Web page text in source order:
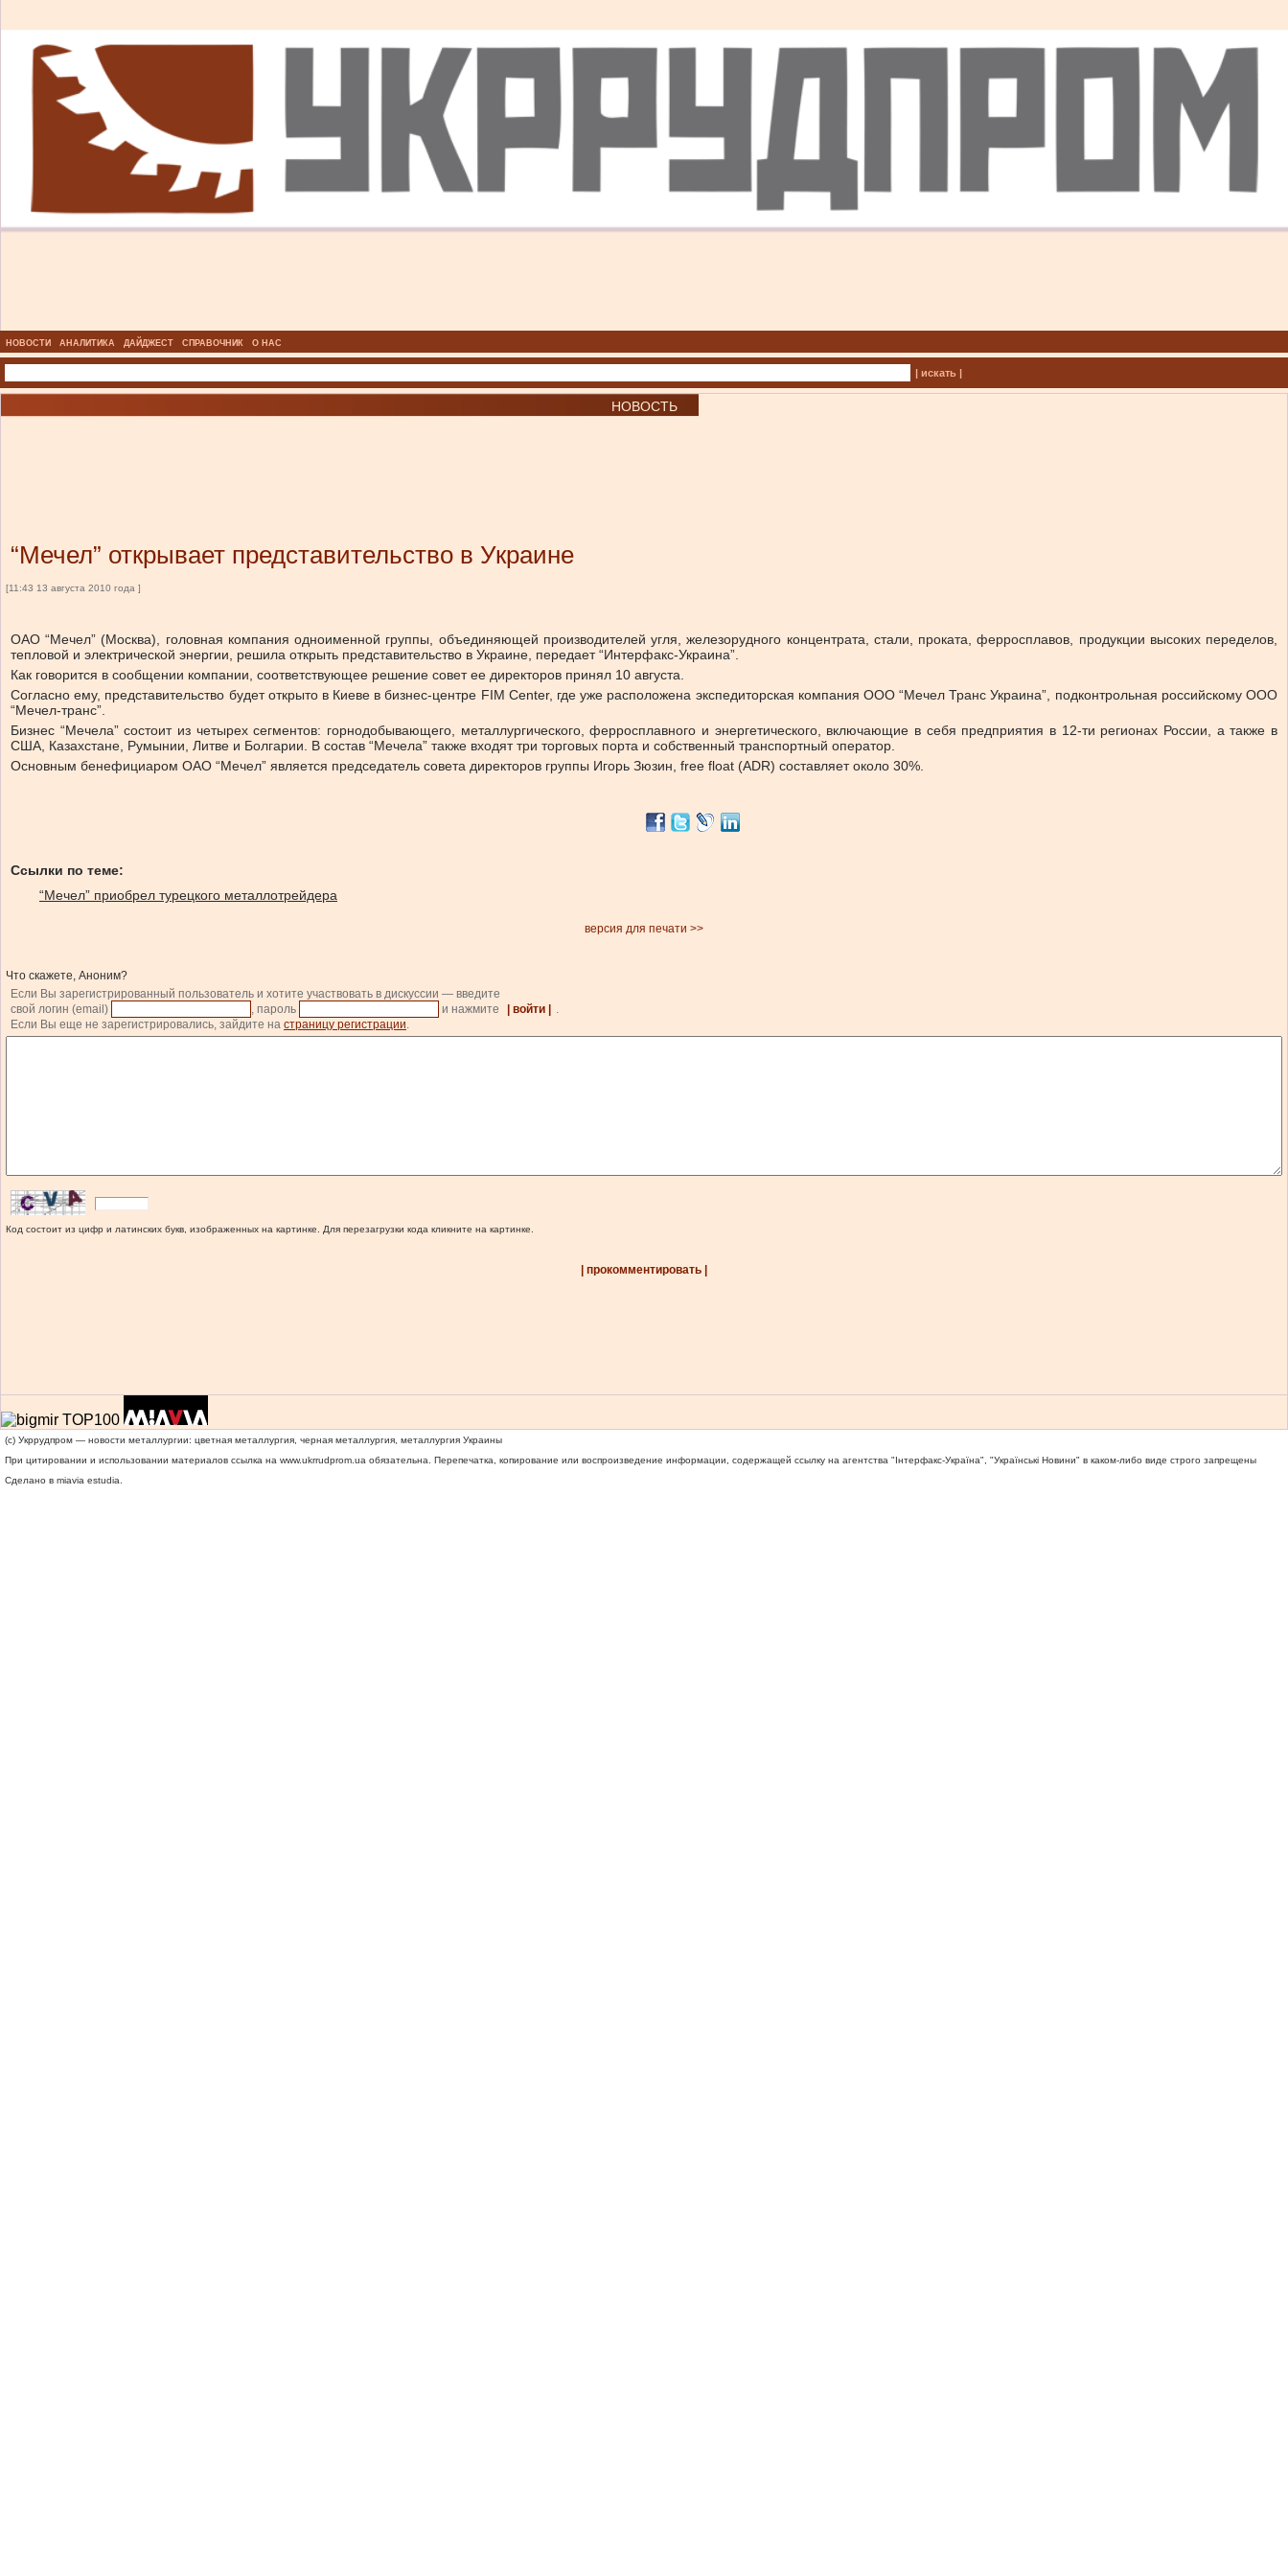
НОВОСТИ АНАЛИТИКА ДАЙДЖЕСТ СПРАВОЧНИК О НАС
| искать |
НОВОСТЬ
“Мечел” открывает представительство в Украине
[11:43 13 августа 2010 года ]
ОАО “Мечел” (Москва), головная компания одноименной группы, объединяющей производителей угля, железорудного концентрата, стали, проката, ферросплавов, продукции высоких переделов,
тепловой и электрической энергии, решила открыть представительство в Украине, передает “Интерфакс-Украина”.
Как говорится в сообщении компании, соответствующее решение совет ее директоров принял 10 августа.
Согласно ему, представительство будет открыто в Киеве в бизнес-центре FIM Center, где уже расположена экспедиторская компания ООО “Мечел Транс Украина”, подконтрольная российскому ООО
“Мечел-транс”.
Бизнес “Мечела” состоит из четырех сегментов: горнодобывающего, металлургического, ферросплавного и энергетического, включающие в себя предприятия в 12-ти регионах России, а также в
США, Казахстане, Румынии, Литве и Болгарии. В состав “Мечела” также входят три торговых порта и собственный транспортный оператор.
Основным бенефициаром ОАО “Мечел” является председатель совета директоров группы Игорь Зюзин, free float (ADR) составляет около 30%.
Ссылки по теме:
“Мечел” приобрел турецкого металлотрейдера
версия для печати >>
Что скажете, Аноним?
Если Вы зарегистрированный пользователь и хотите участвовать в дискуссии — введите
свой логин (email)
, пароль и нажмите | войти |
.
Если Вы еще не зарегистрировались, зайдите на страницу регистрации.
Код состоит из цифр и латинских букв, изображенных на картинке. Для перезагрузки кода кликните на картинке.
| прокомментировать |
(c) Укррудпром — новости металлургии: цветная металлургия, черная металлургия, металлургия Украины
При цитировании и использовании материалов ссылка на www.ukrrudprom.ua обязательна. Перепечатка, копирование или воспроизведение информации, содержащей ссылку на агентства "Iнтерфакс-Україна", "Українськi Новини" в каком-либо виде строго запрещены
Сделано в miavia estudia.